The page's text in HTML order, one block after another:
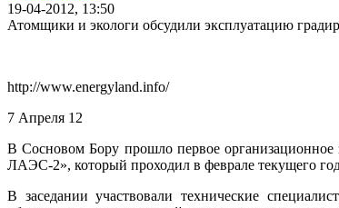
19-04-2012, 13:50
Атомщики и экологи обсудили эксплуатацию
http://www.energyland.info/
7 Апреля 12
В Сосновом Бору прошло первое организационное
ЛАЭС-2», который проходил в феврале текущего
В заседании участвовали технические